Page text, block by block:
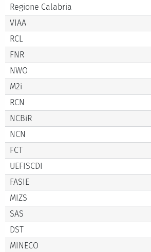
Regione Calabria
VIAA
RCL
FNR
NWO
M2i
RCN
NCBiR
NCN
FCT
UEFISCDI
FASIE
MIZS
SAS
DST
MINECO